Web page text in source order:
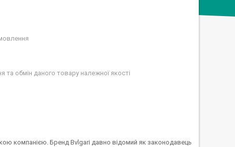
обмін даного товару належної якості
компанією. Бренд Bvlgari давно відомий як законодавець